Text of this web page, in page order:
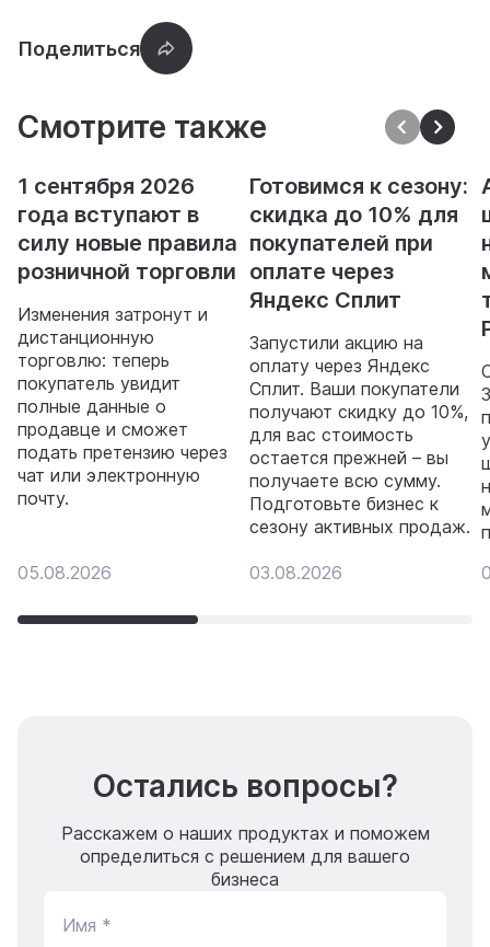
Смотрите также
1 сентября 2026
года вступают в
силу новые правила
розничной торговли
Изменения затронут и
дистанционную
торговлю: теперь
покупатель увидит
полные данные о
продавце и сможет
подать претензию через
чат или электронную
почту.
05.08.2026
Готовимся к сезону:
скидка до 10% для
покупателей при
оплате через
Яндекс Сплит
Запустили акцию на
оплату через Яндекс
Сплит. Ваши покупатели
получают скидку до 10%,
для вас стоимость
остается прежней – вы
получаете всю сумму.
Подготовьте бизнес к
сезону активных продаж.
03.08.2026
Остались вопросы?
Расскажем о наших продуктах и поможем
определиться с решением для вашего
бизнеса
Имя *